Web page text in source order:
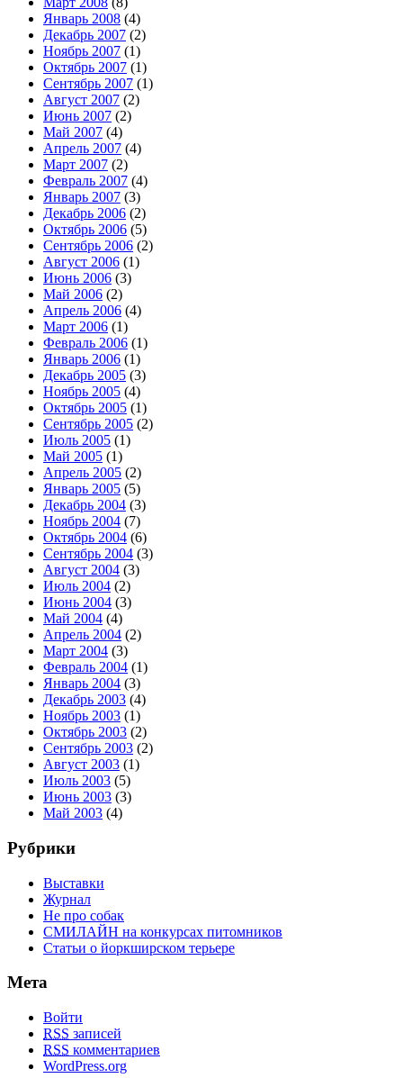
Январь 2008 (4)
Декабрь 2007 (2)
Ноябрь 2007 (1)
Октябрь 2007 (1)
Сентябрь 2007 (1)
Август 2007 (2)
Июнь 2007 (2)
Май 2007 (4)
Апрель 2007 (4)
Март 2007 (2)
Февраль 2007 (4)
Январь 2007 (3)
Декабрь 2006 (2)
Октябрь 2006 (5)
Сентябрь 2006 (2)
Август 2006 (1)
Июнь 2006 (3)
Май 2006 (2)
Апрель 2006 (4)
Март 2006 (1)
Февраль 2006 (1)
Январь 2006 (1)
Декабрь 2005 (3)
Ноябрь 2005 (4)
Октябрь 2005 (1)
Сентябрь 2005 (2)
Июль 2005 (1)
Май 2005 (1)
Апрель 2005 (2)
Январь 2005 (5)
Декабрь 2004 (3)
Ноябрь 2004 (7)
Октябрь 2004 (6)
Сентябрь 2004 (3)
Август 2004 (3)
Июль 2004 (2)
Июнь 2004 (3)
Май 2004 (4)
Апрель 2004 (2)
Март 2004 (3)
Февраль 2004 (1)
Январь 2004 (3)
Декабрь 2003 (4)
Ноябрь 2003 (1)
Октябрь 2003 (2)
Сентябрь 2003 (2)
Август 2003 (1)
Июль 2003 (5)
Июнь 2003 (3)
Май 2003 (4)
Рубрики
Выставки
Журнал
Не про собак
СМИЛАЙН на конкурсах питомников
Статьи о йоркширском терьере
Мета
Войти
RSS записей
RSS комментариев
WordPress.org